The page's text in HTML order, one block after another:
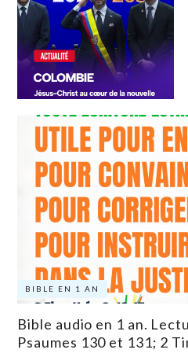
BIBLE EN 1 AN
Bible audio en 1 an.
Psaumes 130 et 131; 2